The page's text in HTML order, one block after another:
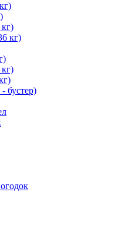
кг)
бустер)